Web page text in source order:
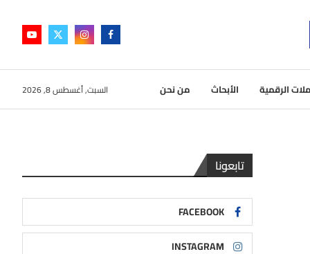
الرقمية الأبحاث من نحن السبت, أغسطس 8, 2026
تابعونا
FACEBOOK
INSTAGRAM